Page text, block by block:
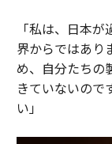
「私は、日本
界からではあり
め、自分たちの
きていないので
い」